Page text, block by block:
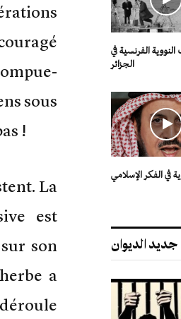
sous
!
La
est
son
a
النووية الفرنسية في
الجزائر
في الفكر الإسلامي
جديد الديوان